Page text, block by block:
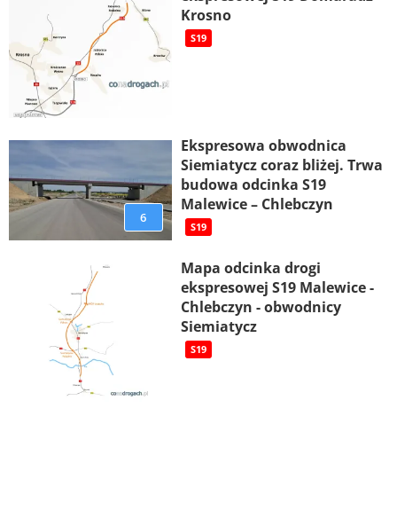
Krosno
S19
6
Ekspresowa obwodnica
Siemiatycz coraz bliżej. Trwa
budowa odcinka S19
Malewice – Chlebczyn
S19
Mapa odcinka drogi
ekspresowej S19 Malewice -
Chlebczyn - obwodnicy
Siemiatycz
S19